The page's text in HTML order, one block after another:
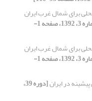
برای شمال غرب ایران
[دوره 39، شماره 3، 1392، صفحه 1-
برای شمال غرب ایران
[دوره 39، شماره 3، 1392، صفحه 1-
در ایران [دوره 39،